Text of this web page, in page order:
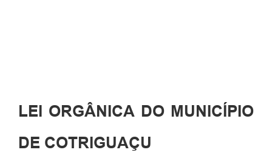
LEI ORGÂNICA DO MUNICÍPIO
DE COTRIGUAÇU